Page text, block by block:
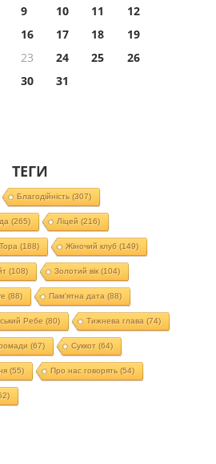
9 10 11
12
16 17 18
19
23 24 25
26
30
31
ТЕГИ
Благодійність(307)
(265) Ліцей (216)
(188) Жіночий клуб (149)
(108) Золотий вік(104)
(88) Пам'ятна дата (88)
Ребе (80) Тижнева глава (74)
(67) Суккот (64)
(55) Про нас говорять(54)